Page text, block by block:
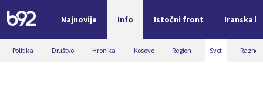
Najnovije Info Istočni front Iranska
Nova vest
Politika Društvo Hronika Kosovo Region Svet Razno